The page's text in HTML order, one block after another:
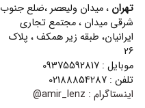
تهران ، میدان ولیعصر ،ضلع جنوب
شرقی میدان ، مجتمع تجاری
ایرانیان، طبقه زیر همکف ، پلاک
26
موبایل : 09375592817
تلفن : 02188854287
اینستاگرام : amir_lenz@